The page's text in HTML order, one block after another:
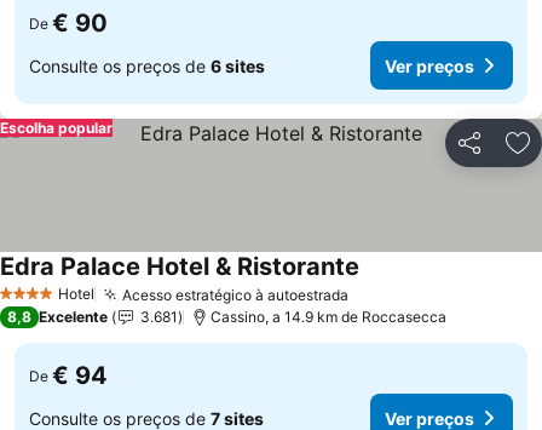
De € 90
Consulte os preços de 6 sites Ver preços
Partilhar
Escolha popular
4 EstrelasHotel Acesso estratégico à autoestrada
Edra Palace Hotel & Ristorante
8,8 Excelente 3.681 Cassino, a 14.9 km de Roccasecca
De € 94
Consulte os preços de 7 sites Ver preços